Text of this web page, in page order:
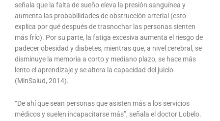
señala que la falta de sueño eleva la presión sanguínea y
aumenta las probabilidades de obstrucción arterial (esto
explica por qué después de trasnochar las personas sienten
más frío). Por su parte, la fatiga excesiva aumenta el riesgo de
padecer obesidad y diabetes, mientras que, a nivel cerebral, se
disminuye la memoria a corto y mediano plazo, se hace más
lento el aprendizaje y se altera la capacidad del juicio
(MinSalud, 2014).
“De ahí que sean personas que asisten más a los servicios
médicos y suelen incapacitarse más”, señala el doctor Lobelo.